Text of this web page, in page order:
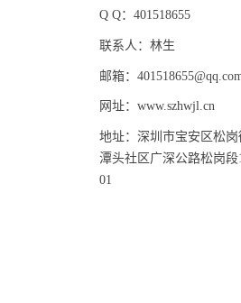
Q Q：401518655
联系人：林生
邮箱：
网址：www.szhwjl.cn
地址：深圳市宝安区松岗
潭头社区广深公路松岗段
01